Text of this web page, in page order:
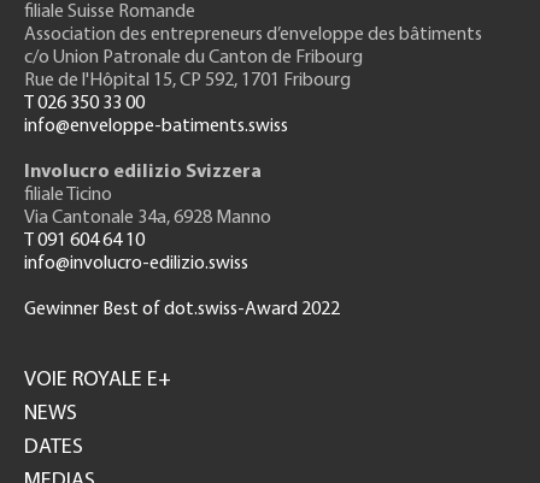
filiale Suisse Romande
Association des entrepreneurs d’enveloppe des bâtiments
c/o Union Patronale du Canton de Fribourg
Rue de l'Hôpital 15, CP 592, 1701 Fribourg
T 026 350 33 00
info@enveloppe-batiments.swiss
Involucro edilizio Svizzera
filiale Ticino
Via Cantonale 34a, 6928 Manno
T 091 604 64 10
info@involucro-edilizio.swiss
Gewinner Best of dot.swiss-Award 2022
GH
VOIE ROYALE E+
NEWS
DATES